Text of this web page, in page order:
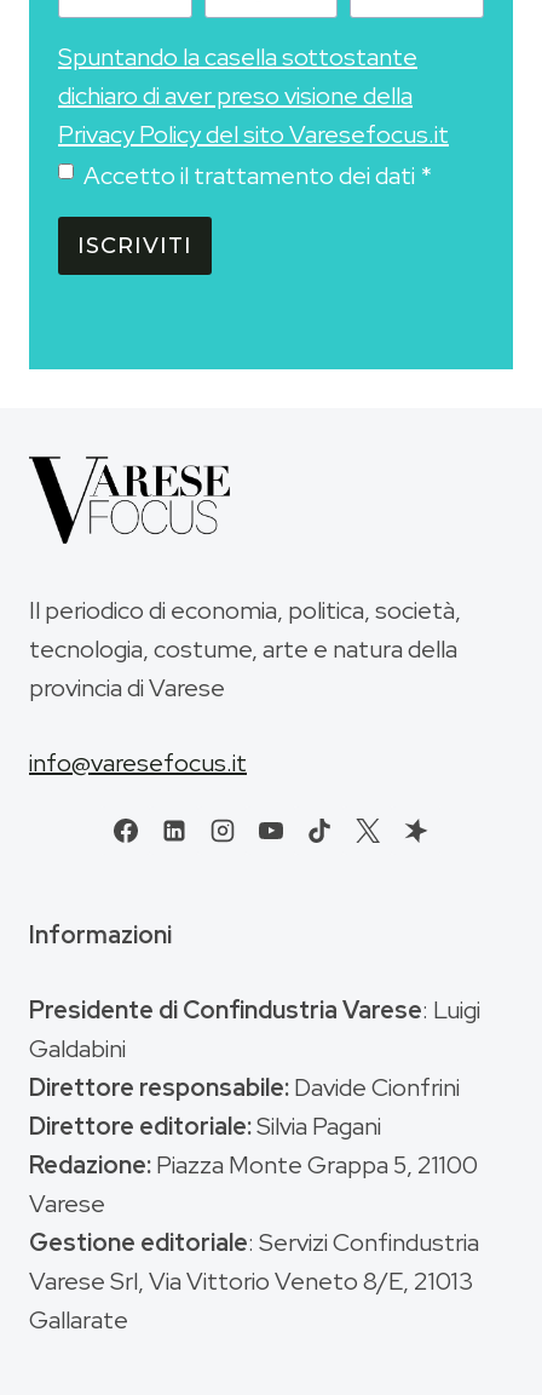
Spuntando la casella sottostante
dichiaro di aver preso visione della
Privacy Policy del sito Varesefocus.it
Accetto il trattamento dei dati *
ISCRIVITI
Il periodico di economia, politica, società,
tecnologia, costume, arte e natura della
provincia di Varese
info@varesefocus.it
Informazioni
Presidente di Confindustria Varese: Luigi
Galdabini
Direttore responsabile:Davide Cionfrini
Direttore editoriale:Silvia Pagani
Redazione:Piazza Monte Grappa 5, 21100
Varese
Gestione editoriale: Servizi Confindustria
Varese Srl, Via Vittorio Veneto 8/E, 21013
Gallarate